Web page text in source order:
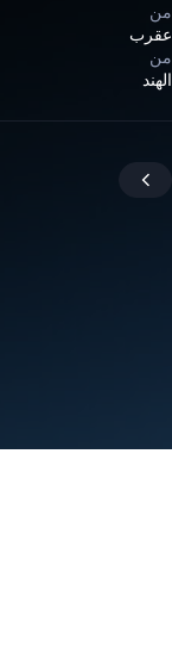
من
عقرب
من
الهند